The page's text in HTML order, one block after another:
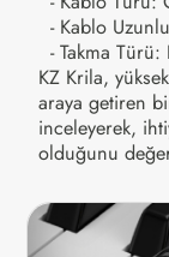
- Kablo
- Takma
KZ Krila,
araya getiren
inceleyerek,
olduğunu